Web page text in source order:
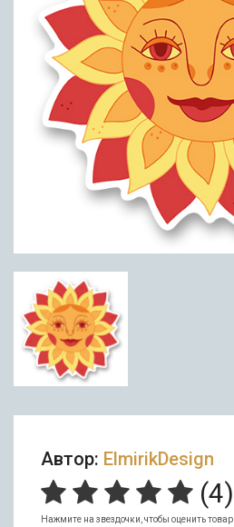
Автор: ElmirikDesign
(4)
Нажмите на звездочки, чтобы оценить товар